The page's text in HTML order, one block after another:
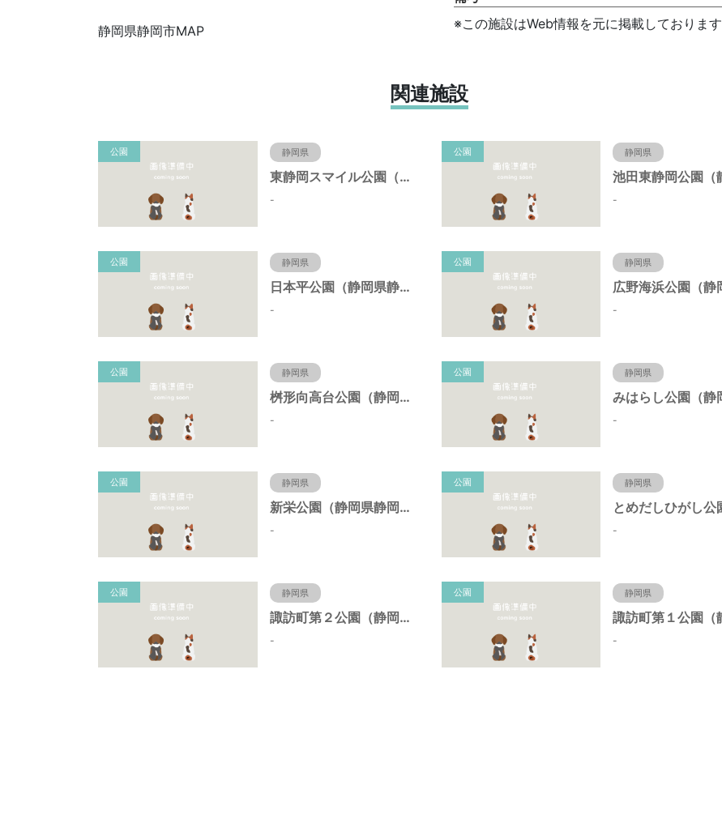
静岡県静岡市MAP
※この施設はWeb情報を元に掲載しております
関連施設
公園 静岡県
東静岡スマイル公園（静岡県静岡市）
-
公園 静岡県
-
公園 静岡県
日本平公園（静岡県静岡市）
-
公園 静岡県
-
公園 静岡県
桝形向高台公園（静岡県静岡市）
-
公園 静岡県
-
公園 静岡県
新栄公園（静岡県静岡市）
-
公園 静岡県
-
公園 静岡県
諏訪町第２公園（静岡県静岡市）
-
公園 静岡県
-